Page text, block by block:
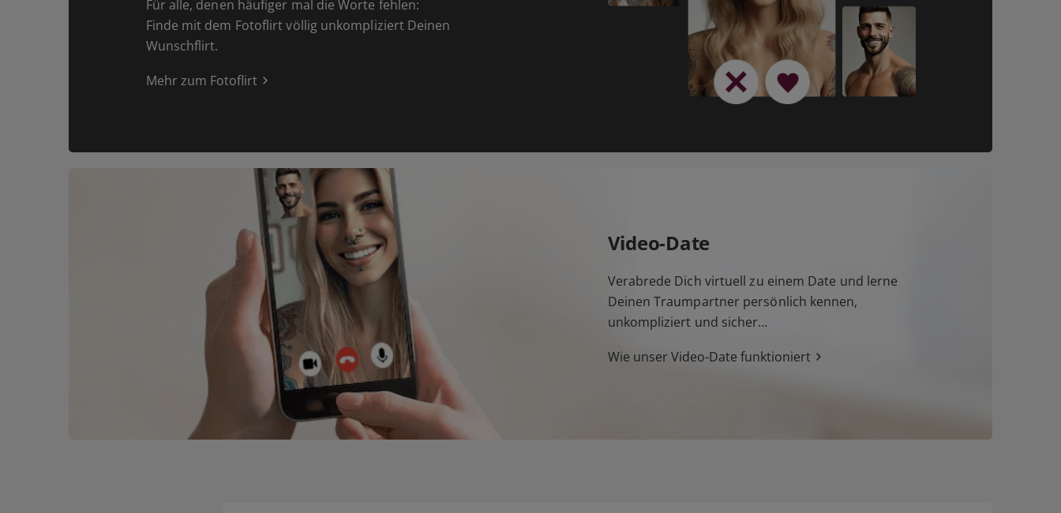
Für alle, denen häufiger mal die Worte fehlen:
Finde mit dem Fotoflirt völlig unkompliziert Deinen
Wunschflirt.
Mehr zum Fotoflirt
Video-Date
Verabrede Dich virtuell zu einem Date und lerne
Deinen Traumpartner persönlich kennen,
unkompliziert und sicher…
Wie unser Video-Date funktioniert